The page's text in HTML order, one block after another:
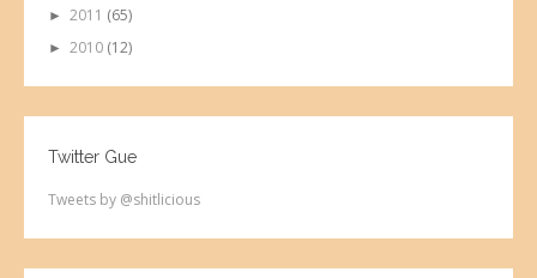
► 2011 (65)
► 2010 (12)
Twitter Gue
Tweets by @shitlicious